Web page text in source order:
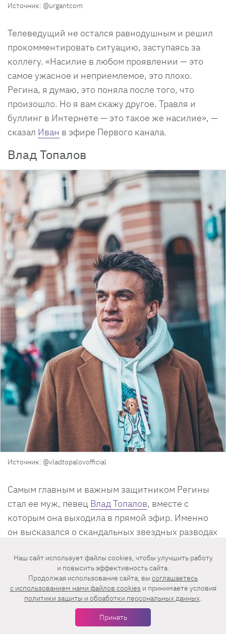
Источник: @urgantcom
Телеведущий не остался равнодушным и решил
прокомментировать ситуацию, заступаясь за
коллегу. «Насилие в любом проявлении — это
самое ужасное и неприемлемое, это плохо.
Регина, я думаю, это поняла после того, что
произошло. Но я вам скажу другое. Травля и
буллинг в Интернете — это такое же насилие», —
сказал Иван в эфире Первого канала.
Влад Топалов
Источник: @vladtopalovofficial
Самым главным и важным защитником Регины
стал ее муж, певец Влад Топалов, вместе с
которым она выходила в прямой эфир. Именно
он высказался о скандальных звездных разводах
рассказывают везде и всем о своей неудачной
личной жизни.
«Хрупкая, нежная, ранимая, молодая, честная,
Наш сайт использует файлы cookies, чтобы улучшить работу
и повысить эффективность сайта.
Продолжая использование сайта, вы соглашаетесь
c использованием нами файлов cookies и принимаете условия
политики защиты и обработки персональных данных.
Принять